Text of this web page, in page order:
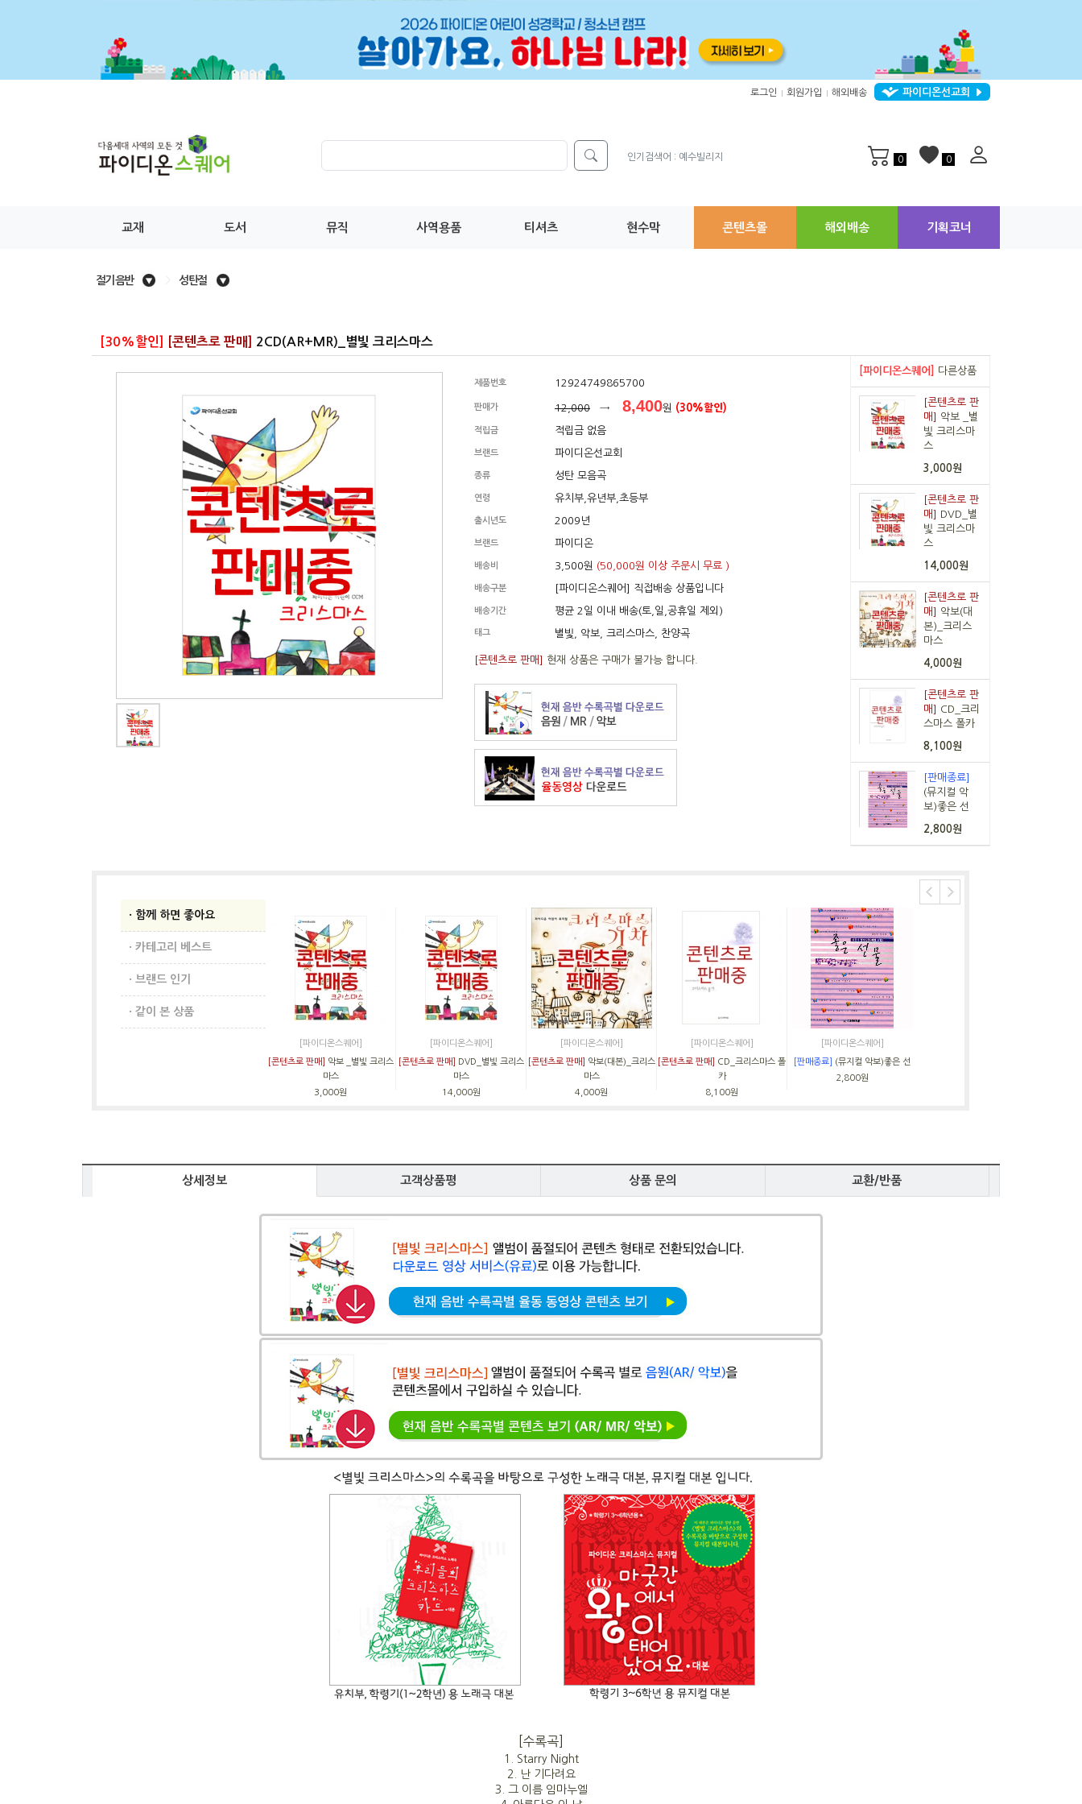
로그인 회원가입 해외배송 파이디온선교회
인기검색어 : 예수빌리지 0 0
교재 도서 뮤직 사역용품 티셔츠 현수막 콘텐츠몰 해외배송 기획코너
절기 음반 성탄절
[30%할인] [콘텐츠로 판매] 2CD(AR+MR)_별빛 크리스마스
제품번호 12924749865700
판매가 12,000 → 8,400원 (30%할인)
적립금 적립금 없음
브랜드 파이디온선교회
종류 성탄 모음곡
연령 유치부,유년부,초등부
출시년도 2009년
브랜드 파이디온
배송비 3,500원 (50,000원 이상 주문시 무료 )
배송구분 [파이디온스퀘어] 직접배송 상품입니다
배송기간 평균 2일 이내 배송(토,일,공휴일 제외)
태그 별빛, 악보, 크리스마스, 찬양곡
[콘텐츠로 판매] 현재 상품은 구매가 불가능 합니다.
[파이디온스퀘어] 다른상품
[콘텐츠로 판
매] 악보 _별
빛 크리스마
스
3,000원
[콘텐츠로 판
매] DVD_별
빛 크리스마
스
14,000원
[콘텐츠로 판
매] 악보(대
본)_크리스
마스
4,000원
[콘텐츠로 판
매] CD_크리
스마스 폴카
8,100원
[판매종료]
(뮤지컬 악
보)좋은 선
2,800원
· 함께 하면 좋아요
· 카테고리 베스트
· 브랜드 인기
· 같이 본 상품
[파이디온스퀘어]
[콘텐츠로 판매]
악보 _별빛 크리스
마스
3,000원
[파이디온스퀘어]
[콘텐츠로 판매]
DVD_별빛 크리스
마스
14,000원
[파이디온스퀘어]
[콘텐츠로 판매]
악보(대본)_크리스
마스
4,000원
[파이디온스퀘어]
[콘텐츠로 판매]
CD_크리스마스 폴
카
8,100원
[파이디온스퀘어]
[판매종료]
(뮤지컬 악보)좋은 선
2,800원
상세정보 고객상품평 상품 문의 교환/반품
[수록곡]
1. Starry Night
2. 난 기다려요
3. 그 이름 임마누엘